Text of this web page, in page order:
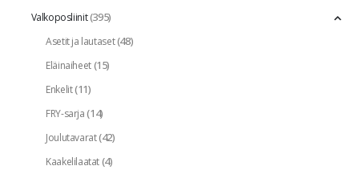
Valkoposliinit(395)
Asetit ja lautaset(48)
Eläinaiheet(15)
Enkelit(11)
FRY-sarja(14)
Joulutavarat(42)
Kaakelilaatat(4)